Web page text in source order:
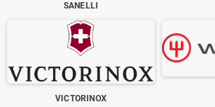
SANELLI
VICTORINOX